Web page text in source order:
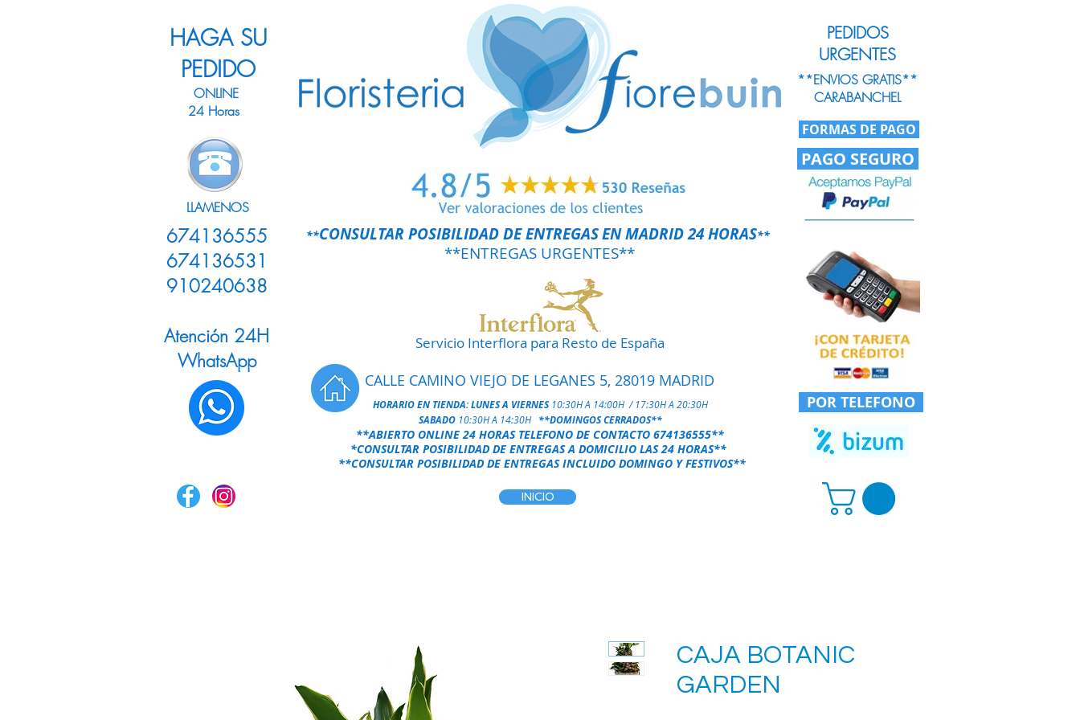
HAGA SU
PEDIDO
ONLINE
24 Horas
LLAMENOS
674136555
674136531
910240638
Atención 24H
WhatsApp
**CONSULTAR POSIBILIDAD DE ENTREGASEN MADRID 24 HORAS**
**ENTREGAS URGENTES**
Servicio Interflora para Resto de España
CALLE CAMINO VIEJO DE LEGANES 5, 28019 MADRID
HORARIO EN TIENDA:LUNES A VIERNES 10:30H A 14:00H / 17:30H A 20:30H
SABADO 10:30H A 14:30H **DOMINGOS CERRADOS**
**ABIERTO ONLINE 24 HORASTELEFONO DE CONTACTO 674136555**
*CONSULTAR POSIBILIDAD DE ENTREGAS A DOMICILIO LAS 24 HORAS**
**CONSULTAR POSIBILIDAD DE ENTREGAS INCLUIDO DOMINGO Y FESTIVOS**
PEDIDOS
URGENTES
**ENVIOS GRATIS**
CARABANCHEL
FORMAS DE PAGO
PAGO SEGURO
POR TELEFONO
INICIO
CAJA BOTANIC
GARDEN